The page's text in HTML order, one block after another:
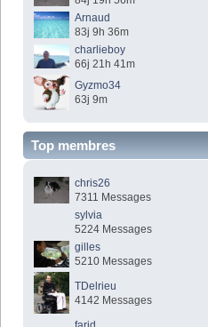
Arnaud
83j 9h 36m
charlieboy
66j 21h 41m
Gyzmo34
63j 9m
Top membres
chris26
7311 Messages
sylvia
5224 Messages
gilles
5210 Messages
TDelrieu
4142 Messages